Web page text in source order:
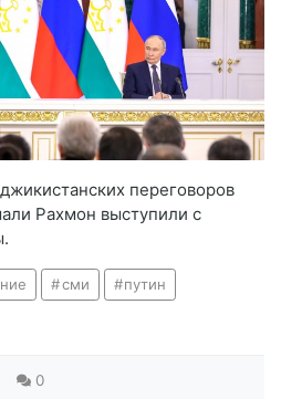
переговоров
Рахмон выступили с
сми путин
0